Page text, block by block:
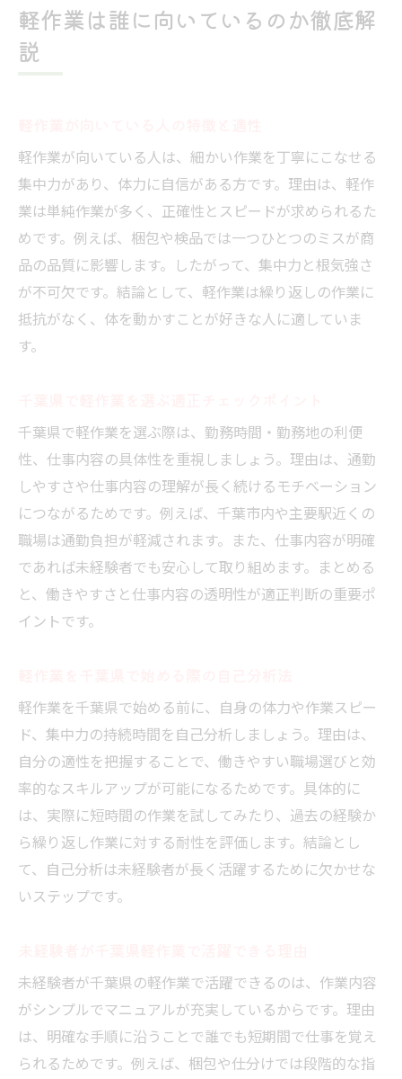
千葉県で自分に合った軽作業を選ぶコツ
千葉県軽作業で理想の働き方を見つける方
法
千葉県軽作業バイト選択で後悔しないため
に
軽作業は誰に向いているのか徹底解
説
軽作業が向いている人は、細かい作業を丁寧にこなせる
集中力があり、体力に自信がある方です。理由は、軽作
業は単純作業が多く、正確性とスピードが求められるた
めです。例えば、梱包や検品では一つひとつのミスが商
品の品質に影響します。したがって、集中力と根気強さ
が不可欠です。結論として、軽作業は繰り返しの作業に
抵抗がなく、体を動かすことが好きな人に適していま
す。
千葉県で軽作業を選ぶ際は、勤務時間・勤務地の利便
性、仕事内容の具体性を重視しましょう。理由は、通勤
しやすさや仕事内容の理解が長く続けるモチベーション
につながるためです。例えば、千葉市内や主要駅近くの
職場は通勤負担が軽減されます。また、仕事内容が明確
であれば未経験者でも安心して取り組めます。まとめる
と、働きやすさと仕事内容の透明性が適正判断の重要ポ
イントです。
軽作業を千葉県で始める前に、自身の体力や作業スピー
ド、集中力の持続時間を自己分析しましょう。理由は、
自分の適性を把握することで、働きやすい職場選びと効
率的なスキルアップが可能になるためです。具体的に
は、実際に短時間の作業を試してみたり、過去の経験か
ら繰り返し作業に対する耐性を評価します。結論とし
て、自己分析は未経験者が長く活躍するために欠かせな
いステップです。
未経験者が千葉県の軽作業で活躍できるのは、作業内容
がシンプルでマニュアルが充実しているからです。理由
は、明確な手順に沿うことで誰でも短期間で仕事を覚え
られるためです。例えば、梱包や仕分けでは段階的な指